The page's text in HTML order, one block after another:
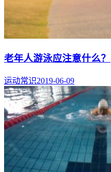
老年人游泳应注意什么？
运动常识2019-06-09